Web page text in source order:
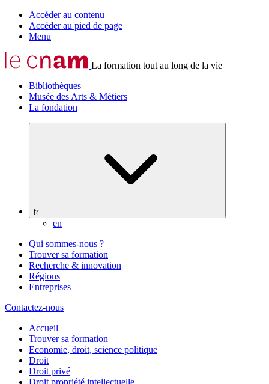
Accéder au contenu
Accéder au pied de page
Menu
La formation tout au long de la vie
Bibliothèques
Musée des Arts & Métiers
La fondation
fr
en
Qui sommes-nous ?
Trouver sa formation
Recherche & innovation
Régions
Entreprises
Contactez-nous
Accueil
Trouver sa formation
Economie, droit, science politique
Droit
Droit privé
Droit propriété intellectuelle